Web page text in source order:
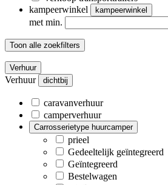
kampeerwinkel
kampeerwinkel
met min.
Toon alle zoekfilters
Verhuur
Verhuur dichtbij
caravanverhuur
camperverhuur
Carrosserietype huurcamper
prieel
Gedeeltelijk geïntegreerd
Geïntegreerd
Bestelwagen